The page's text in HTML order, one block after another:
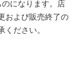
になります。店
および販売終了の
ださい。